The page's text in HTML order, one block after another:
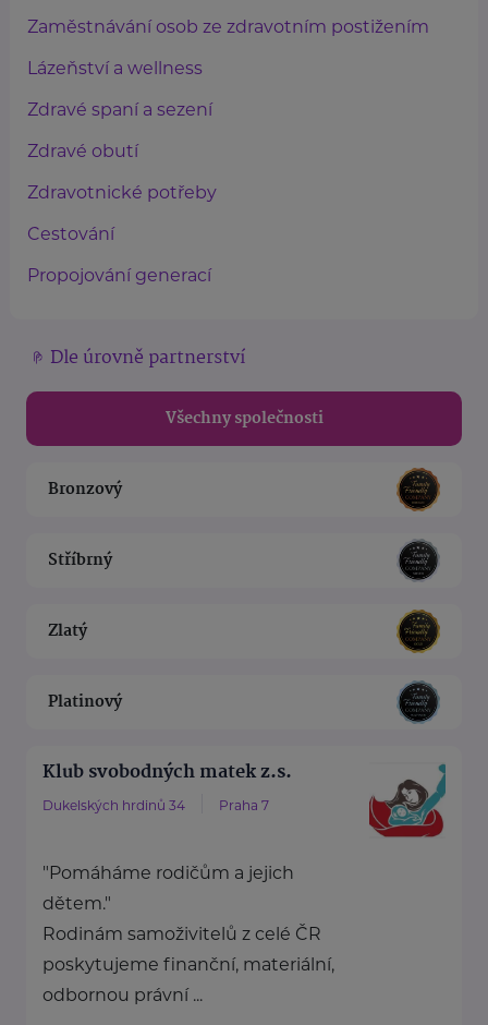
Zaměstnávání osob ze zdravotním postižením
Lázeňství a wellness
Zdravé spaní a sezení
Zdravé obutí
Zdravotnické potřeby
Cestování
Propojování generací
Dle úrovně partnerství
Všechny společnosti
Bronzový
Stříbrný
Zlatý
Platinový
Klub svobodných matek z.s.
Dukelských hrdinů 34 Praha 7
"Pomáháme rodičům a jejich
dětem."
Rodinám samoživitelů z celé ČR
poskytujeme finanční, materiální,
odbornou právní ...